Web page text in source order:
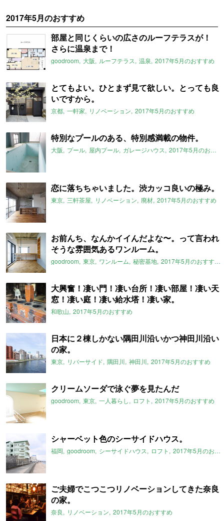
2017年5月のおすすめ
部屋と同じくらいの広さのルーフテラスが！
さらに温泉まで！
goodroom 大阪 ルーフテラス 温泉 2017年5月のおすすめ
とてもよい。ひとまず見て欲しい。とっても良
いですから。
京都 一軒家 リノベーション 2017年5月のおすすめ
特別なプールのある、特別感満載の物件。
大阪 プール 屋内プール ガレージハウス 2017年5月のおすすめ
恋に落ちちゃいました。渋カッコ良いの極み。
東京 三軒茶屋 リノベーション 廃材 2017年5月のおすすめ
お前んち、なんかイイんだよな〜。って言われ
そうな雰囲気あるワンルーム。
goodroom 東京 ワンルーム 秘密基地 2017年5月のおすすめ
大興奮！凄い門！凄い台所！凄い部屋！凄い天
窓！凄い庭！凄い給水塔！凄い家。
和歌山 2017年5月のおすすめ
日本に２棟しかない隅田川沿いかつ神田川沿い
の家。
東京 リバーサイド 隅田川 神田川 2017年5月のおすすめ
クリームソーダで泳ぐ夢を見たんだ
goodroom 東京 一人暮らし ロフト 2017年5月のおすすめ
シャーベット色のシーサイドハウス。
福岡 goodroom シーサイドハウス ロフト 2017年5月のおすすめ
ご夫婦でこつこつリノベーションしてきた奈良
の家。
奈良 リノベーション 2017年5月のおすすめ